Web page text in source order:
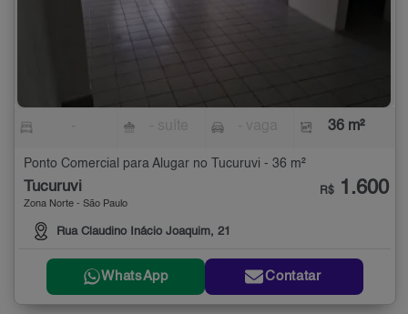
36 m²
Ponto Comercial para Alugar no Tucuruvi - 36 m²
Tucuruvi
Zona Norte - São Paulo
Rua Claudino Inácio Joaquim, 21
R$ 1.600
WhatsApp Contatar